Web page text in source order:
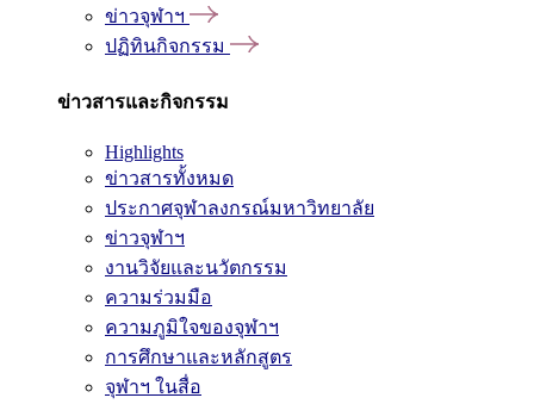
ข่าวจุฬาฯ
ปฏิทินกิจกรรม
ข่าวสารและกิจกรรม
Highlights
ข่าวสารทั้งหมด
ประกาศจุฬาลงกรณ์มหาวิทยาลัย
ข่าวจุฬาฯ
งานวิจัยและนวัตกรรม
ความร่วมมือ
ความภูมิใจของจุฬาฯ
การศึกษาและหลักสูตร
จุฬาฯ ในสื่อ